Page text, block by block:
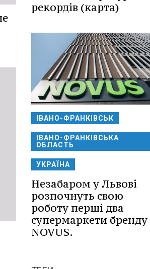
рекордів (карта)
ІВАНО-ФРАНКІВСЬК
ІВАНО-ФРАНКІВСЬКА
ОБЛАСТЬ
УКРАЇНА
Незабаром у Львові
розпочнуть свою
роботу перші два
супермаркети бренду
NOVUS.